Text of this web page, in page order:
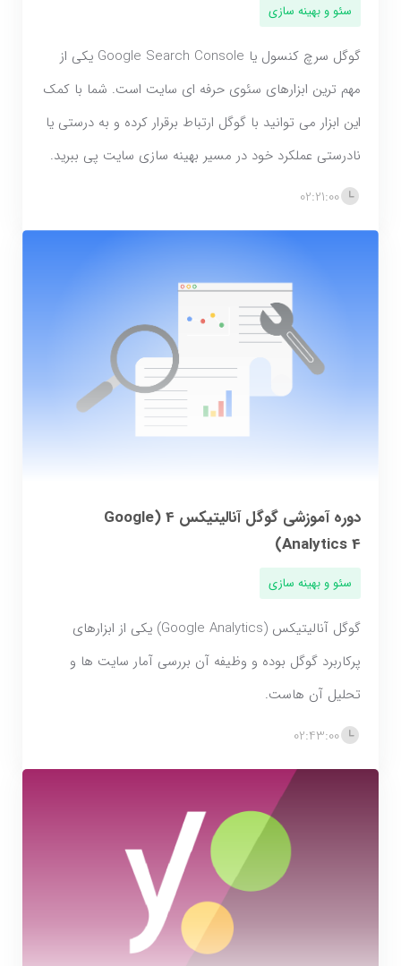
سئو و بهینه سازی
گوگل سرچ کنسول یا Google Search Console یکی از
مهم ترین ابزارهای سئوی حرفه ای سایت است. شما با کمک
این ابزار می توانید با گوگل ارتباط برقرار کرده و به درستی یا
نادرستی عملکرد خود در مسیر بهینه سازی سایت پی ببرید.
02:21:00
دوره آموزشی گوگل آنالیتیکس 4 (Google
Analytics 4)
سئو و بهینه سازی
گوگل آنالیتیکس (Google Analytics) یکی از ابزارهای
پرکاربرد گوگل بوده و وظیفه آن بررسی آمار سایت ها و
تحلیل آن هاست.
02:43:00